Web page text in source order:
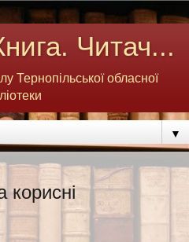
Читач...
Тернопільської обласної
▼
корисні